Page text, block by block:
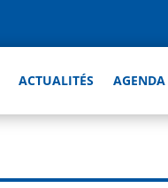
ACTUALITÉS AGENDA